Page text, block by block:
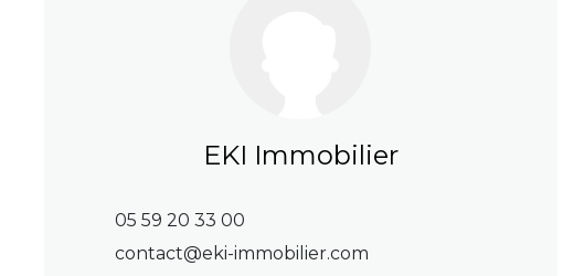
EKI Immobilier
05 59 20 33 00
contact@eki-immobilier.com